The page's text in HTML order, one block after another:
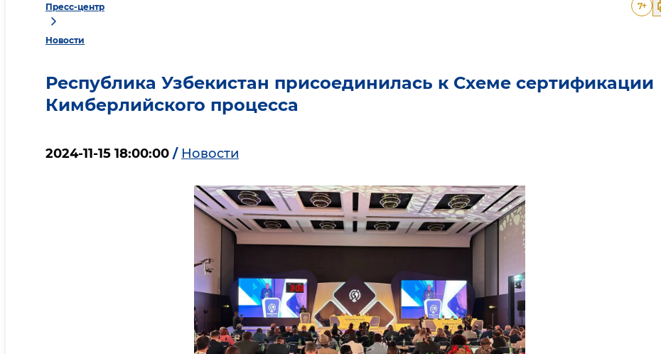
Пресс-центр
Новости
7+
Республика Узбекистан присоединилась к Схеме сертификации
Кимберлийского процесса
2024-11-15 18:00:00 / Новости